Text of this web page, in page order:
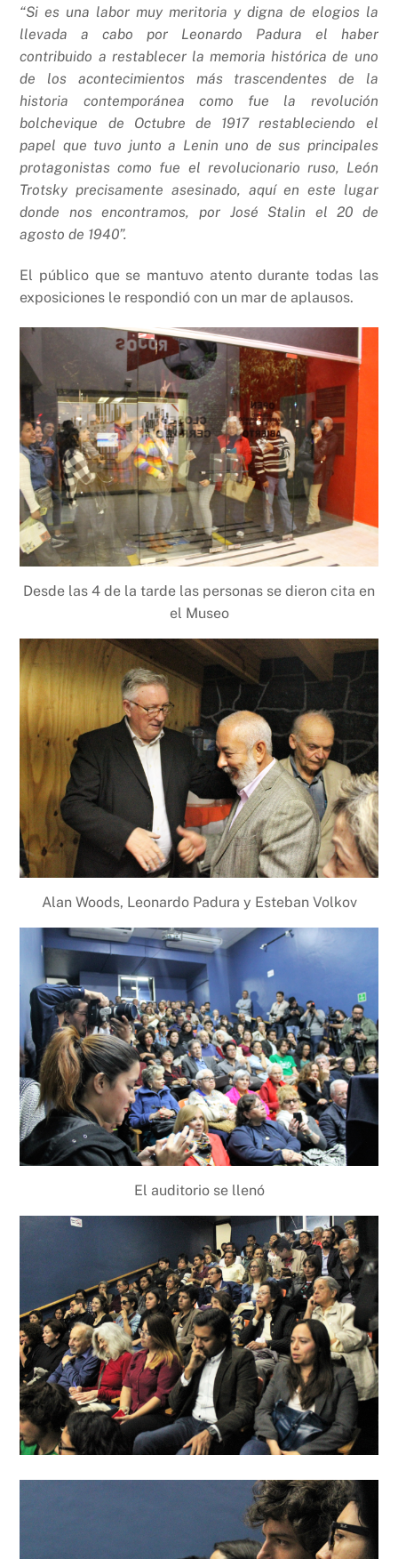
“Si es una labor muy meritoria y digna de elogios la
llevada a cabo por Leonardo Padura el haber
contribuido a restablecer la memoria histórica de uno
de los acontecimientos más trascendentes de la
historia contemporánea como fue la revolución
bolchevique de Octubre de 1917 restableciendo el
papel que tuvo junto a Lenin uno de sus principales
protagonistas como fue el revolucionario ruso, León
Trotsky precisamente asesinado, aquí en este lugar
donde nos encontramos, por José Stalin el 20 de
agosto de 1940”.
El público que se mantuvo atento durante todas las
exposiciones le respondió con un mar de aplausos.
Desde las 4 de la tarde las personas se dieron cita en
el Museo
Alan Woods, Leonardo Padura y Esteban Volkov
El auditorio se llenó